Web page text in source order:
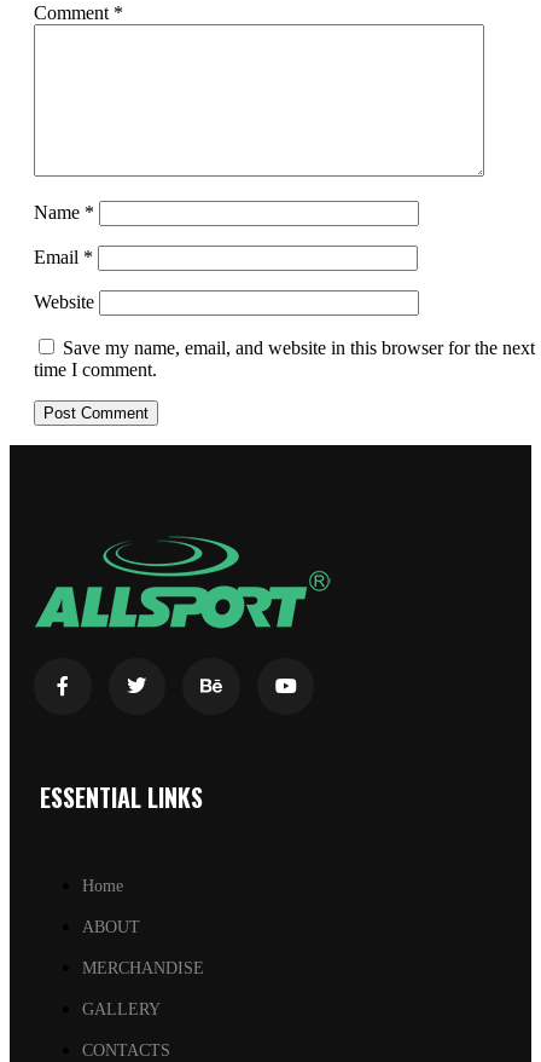
Comment *
Name *
Email *
Website
Save my name, email, and website in this browser for the next
time I comment.
ESSENTIAL LINKS
Home
ABOUT
MERCHANDISE
GALLERY
CONTACTS